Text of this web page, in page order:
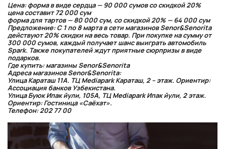
Цена: форма в виде сердца — 90 000 сумов со скидкой 20%
цена составит 72 000 сум
форма для тартов — 80 000 сум, со скидкой 20% — 64 000 сум
Предложение: C 1 по 8 марта в сети магазинов Senor&Senorita
действуют 20% скидки на весь товар. При покупке на сумму от
300 000 сумов, каждый получает шанс выиграть автомобиль
Spark. Также покупателей ждут приятные сюрпризы в виде
подарков.
Где купить: магазины Senor&Senorita
Адреса магазинов Senor&Senorita:
Улица Караташ 11А. ТЦ Mediapark Караташ, 2 – этаж. Ориентир:
Ассоциация банков Узбекистана.
Улица Буюк Ипак йули, 105А, ТЦ Mediapark Ипак йули, 2 этаж.
Ориентир: Гостиница «Саёхат».
Телефон: 202 77 00